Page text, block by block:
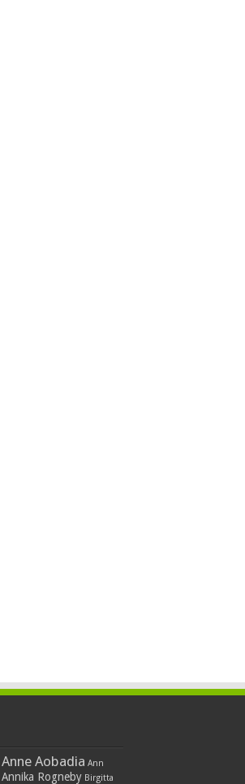
Anne Aobadia Ann
Annika Rogneby Birgitta